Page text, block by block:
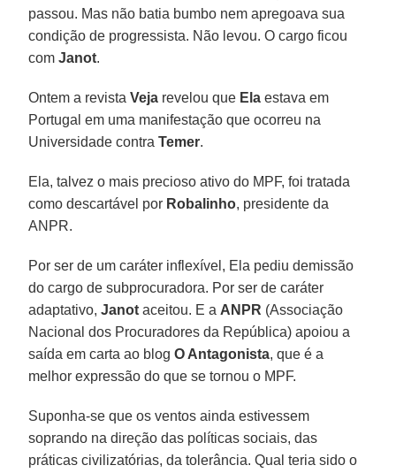
passou. Mas não batia bumbo nem apregoava sua
condição de progressista. Não levou. O cargo ficou
comJanot.
Ontem a revistaVeja revelou que Ela estava em
Portugal em uma manifestação que ocorreu na
Universidade contraTemer.
Ela, talvez o mais precioso ativo do MPF, foi tratada
como descartável por Robalinho, presidente da
ANPR.
Por ser de um caráter inflexível, Ela pediu demissão
do cargo de subprocuradora. Por ser de caráter
adaptativo,Janot aceitou. E a ANPR (Associação
Nacional dos Procuradores da República) apoiou a
saída em carta ao blogO Antagonista, que é a
melhor expressão do que se tornou o MPF.
Suponha-se que os ventos ainda estivessem
soprando na direção das políticas sociais, das
práticas civilizatórias, da tolerância. Qual teria sido o